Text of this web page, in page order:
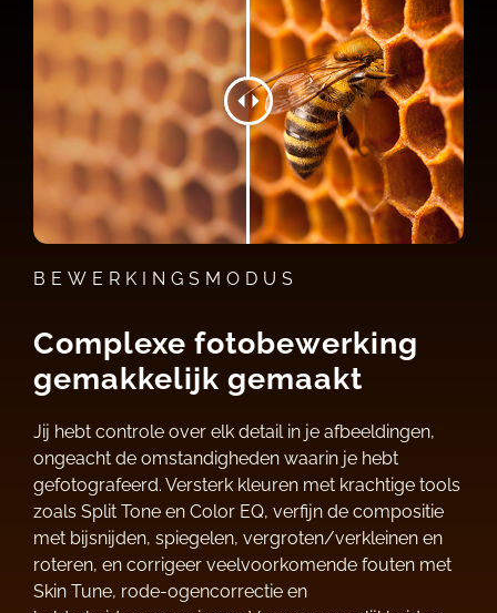
BEWERKINGSMODUS
Complexe fotobewerking
gemakkelijk gemaakt
Jij hebt controle over elk detail in je afbeeldingen,
ongeacht de omstandigheden waarin je hebt
gefotografeerd. Versterk kleuren met krachtige tools
zoals Split Tone en Color EQ, verfijn de compositie
met bijsnijden, spiegelen, vergroten/verkleinen en
roteren, en corrigeer veelvoorkomende fouten met
Skin Tune, rode-ogencorrectie en